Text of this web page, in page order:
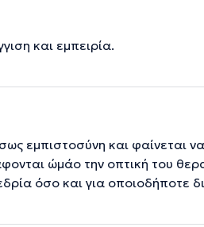
και εμπειρία.
εμπιστοσύνη και φαίνεται
ώμάο την οπτική του
όσο και για οποιοδήποτε